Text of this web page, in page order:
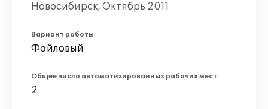
Новосибирск, Октябрь 2011
Вариант работы
Файловый
Общее число автоматизированных рабочих мест
2